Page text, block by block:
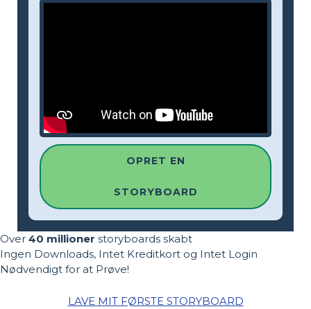
OPRET EN
STORYBOARD
Over 40 millioner storyboards skabt
Ingen Downloads, Intet Kreditkort og Intet Login
Nødvendigt for at Prøve!
LAVE MIT FØRSTE STORYBOARD